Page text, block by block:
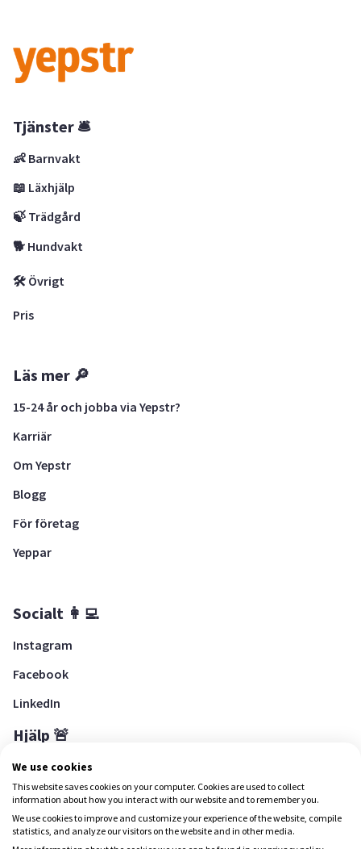
Tjänster 🛎
👶 Barnvakt
📖 Läxhjälp
🍃 Trädgård
🐕 Hundvakt
🛠 Övrigt
Pris
Läs mer 🔎
15-24 år och jobba via Yepstr?
Karriär
Om Yepstr
Blogg
För företag
Yeppar
Socialt 👩‍💻
Instagram
Facebook
LinkedIn
Hjälp 🚨
Hjälpcenter
Ladda ned Yepstr
We use cookies
This website saves cookies on your computer. Cookies are used to collect
information about how you interact with our website and to remember you.
We use cookies to improve and customize your experience of the website, compile
statistics, and analyze our visitors on the website and in other media.